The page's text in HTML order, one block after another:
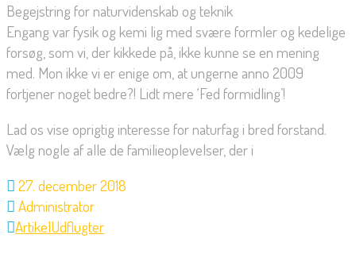
Begejstring for naturvidenskab og teknik
Engang var fysik og kemi lig med svære formler og kedelige
forsøg, som vi, der kikkede på, ikke kunne se en mening
med. Mon ikke vi er enige om, at ungerne anno 2009
fortjener noget bedre?! Lidt mere ‘Fed formidling’!
Lad os vise oprigtig interesse for naturfag i bred forstand.
Vælg nogle af alle de familieoplevelser, der i
27. december 2018
Administrator
ArtikelUdflugter